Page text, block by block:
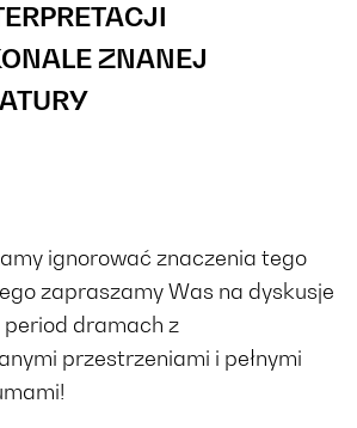
ZNANEJ
ignorować znaczenia tego
zapraszamy Was na dyskusje
period dramach z
przestrzeniami i pełnymi